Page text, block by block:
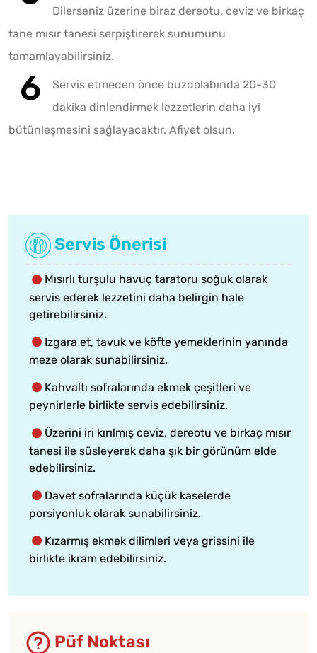
Dilerseniz üzerine biraz dereotu, ceviz ve birkaç
tane mısır tanesi serpiştirerek sunumunu
tamamlayabilirsiniz.
Servis etmeden önce buzdolabında 20-30
dakika dinlendirmek lezzetlerin daha iyi
bütünleşmesini sağlayacaktır. Afiyet olsun.
Servis Önerisi
Mısırlı turşulu havuç taratoru soğuk olarak
servis ederek lezzetini daha belirgin hale
getirebilirsiniz.
Izgara et, tavuk ve köfte yemeklerinin yanında
meze olarak sunabilirsiniz.
Kahvaltı sofralarında ekmek çeşitleri ve
peynirlerle birlikte servis edebilirsiniz.
Üzerini iri kırılmış ceviz, dereotu ve birkaç mısır
tanesi ile süsleyerek daha şık bir görünüm elde
edebilirsiniz.
Davet sofralarında küçük kaselerde
porsiyonluk olarak sunabilirsiniz.
Kızarmış ekmek dilimleri veya grissini ile
birlikte ikram edebilirsiniz.
Püf Noktası